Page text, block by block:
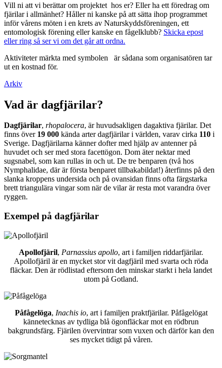
Vill ni att vi berättar om projektet hos er? Eller ha ett föredrag om
fjärilar i allmänhet? Håller ni kanske på att sätta ihop programmet
inför vårens möten i en krets av Naturskyddsföreningen, ett
entomologisk förening eller kanske en fågelklubb? Skicka epost
eller ring så ser vi om det går att ordna.
Aktiviteter märkta med symbolen
är sådana som organisatören tar
ut en kostnad för.
Arkiv
Vad är dagfjärilar?
Dagfjärilar, rhopalocera, är huvudsakligen dagaktiva fjärilar. Det
finns över 19 000 kända arter dagfjärilar i världen, varav cirka 110 i
Sverige. Dagfjärilarna känner dofter med hjälp av antenner på
huvudet och ser med stora facettögon. Dom äter nektar med
sugsnabel, som kan rullas in och ut. De tre benparen (två hos
Nymphalidae, där är första benparet tillbakabildat!) återfinns på den
slanka kroppens undersida och på ovansidan finns ofta färgstarka
brett triangulära vingar som när de vilar är resta mot varandra över
ryggen.
Exempel på dagfjärilar
Apollofjäril, Parnassius apollo, art i familjen riddarfjärilar.
Apollofjäril är en mycket stor vit dagfjäril med svarta och röda
fläckar. Den är rödlistad eftersom den minskar starkt i hela landet
utom på Gotland.
Påfågelöga, Inachis io, art i familjen praktfjärilar. Påfågelögat
kännetecknas av tydliga blå ögonfläckar mot en rödbrun
bakgrundsfärg. Fjärilen övervintrar som vuxen och därför kan den
ses mycket tidigt på våren.